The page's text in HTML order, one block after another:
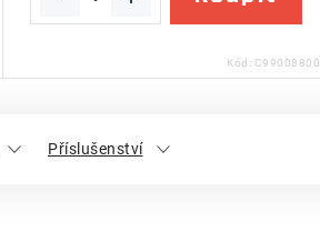
Kód: C99008800
Příslušenství